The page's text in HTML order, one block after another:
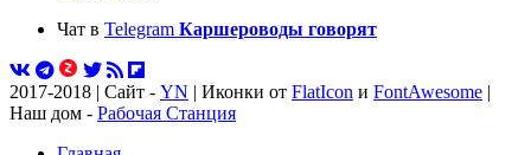
Чат в Telegram Каршероводы говорят
2017-2018 | Сайт - YN | Иконки от FlatIcon и FontAwesome |
Наш дом - Рабочая Станция